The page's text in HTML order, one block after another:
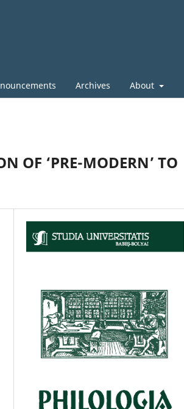
Archives About
OF ‘PRE-MODERN’ TO